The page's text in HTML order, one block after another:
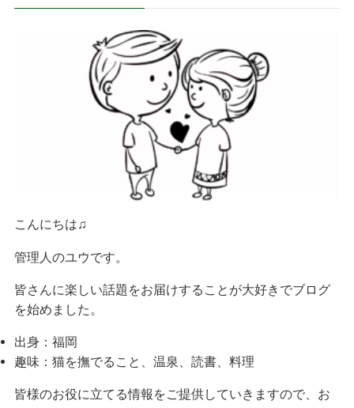
こんにちは♫
管理人のユウです。
皆さんに楽しい話題をお届けすることが大好きでブログ
を始めました。
出身：福岡
趣味：猫を撫でること、温泉、読書、料理
皆様のお役に立てる情報をご提供していきますので、お